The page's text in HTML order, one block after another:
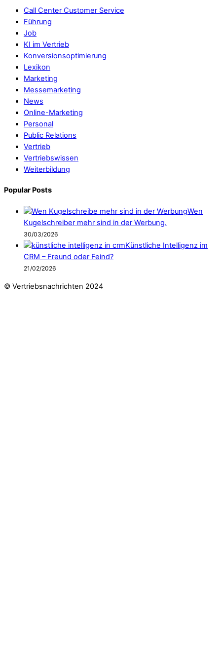
Call Center Customer Service
Führung
Job
KI im Vertrieb
Konversionsoptimierung
Lexikon
Marketing
Messemarketing
News
Online-Marketing
Personal
Public Relations
Vertrieb
Vertriebswissen
Weiterbildung
Popular Posts
Wen
Kugelschreiber mehr sind in der Werbung.
30/03/2026
Künstliche Intelligenz im
CRM – Freund oder Feind?
21/02/2026
© Vertriebsnachrichten 2024